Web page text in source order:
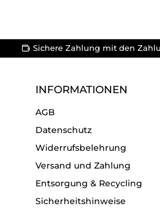
Sichere Zahlung mit den
INFORMATIONEN
AGB
Datenschutz
Widerrufsbelehrung
Versand und Zahlung
Entsorgung & Recycling
Sicherheitshinweise